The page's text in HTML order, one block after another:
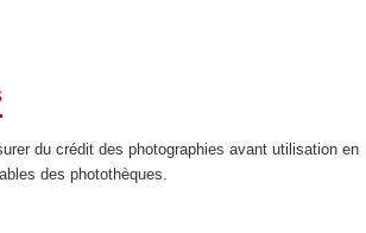
du crédit des photographies avant utilisation en
des photothèques.